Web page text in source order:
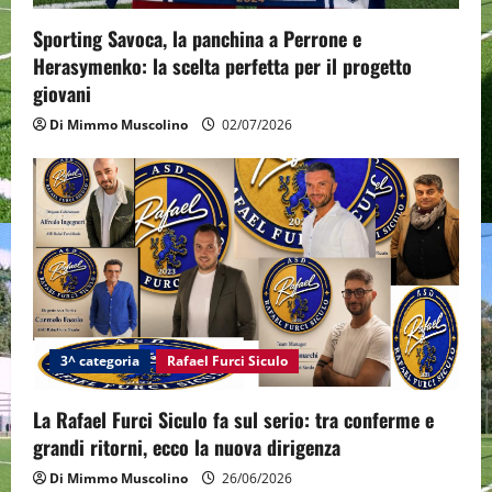
Sporting Savoca, la panchina a Perrone e
Herasymenko: la scelta perfetta per il progetto
giovani
Di Mimmo Muscolino 02/07/2026
3^ categoria Rafael Furci Siculo
La Rafael Furci Siculo fa sul serio: tra conferme e
grandi ritorni, ecco la nuova dirigenza
Di Mimmo Muscolino 26/06/2026